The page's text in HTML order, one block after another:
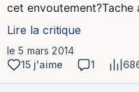
cet envoutement?Tache
Lire la critique
le 5 mars 2014
15 j'aime
1